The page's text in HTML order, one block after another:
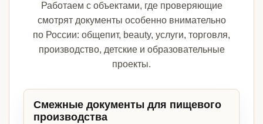
Работаем с объектами, где проверяющие
смотрят документы особенно внимательно
по России: общепит, beauty, услуги, торговля,
производство, детские и образовательные
проекты.
Смежные документы для пищевого
производства